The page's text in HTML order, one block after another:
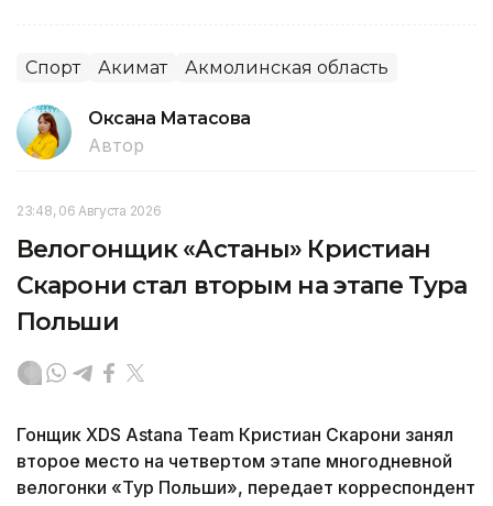
Спорт Акимат Акмолинская область
Оксана Матасова
Автор
23:48, 06 Августа 2026
Велогонщик «Астаны» Кристиан
Скарони стал вторым на этапе Тура
Польши
Гонщик XDS Astana Team Кристиан Скарони занял
второе место на четвертом этапе многодневной
велогонки «Тур Польши», передает корреспондент